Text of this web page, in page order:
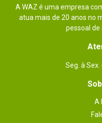
A WAZ é uma empresa
atua mais de 20 anos no
pessoal de
Seg. à
A